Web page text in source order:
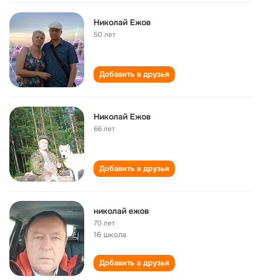
Николай Ежов
50 лет
Добавить в друзья
Николай Ежов
66 лет
Добавить в друзья
николай ежов
70 лет
16 школа
Добавить в друзья